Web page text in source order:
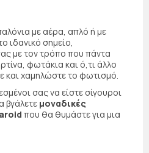
με αέρα, απλό ή με
ιδανικό σημείο,
με τον τρόπο που πάντα
φωτάκια και ό,τι άλλο
και χαμηλώστε το φωτισμό.
σας να είστε σίγουροι
βγάλετε μοναδικές
που θα θυμάστε για μια